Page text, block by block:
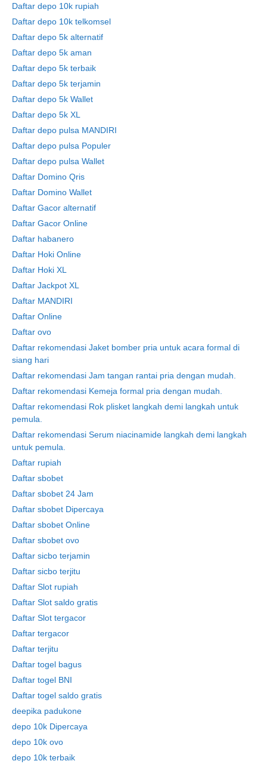
Daftar depo 10k rupiah
Daftar depo 10k telkomsel
Daftar depo 5k alternatif
Daftar depo 5k aman
Daftar depo 5k terbaik
Daftar depo 5k terjamin
Daftar depo 5k Wallet
Daftar depo 5k XL
Daftar depo pulsa MANDIRI
Daftar depo pulsa Populer
Daftar depo pulsa Wallet
Daftar Domino Qris
Daftar Domino Wallet
Daftar Gacor alternatif
Daftar Gacor Online
Daftar habanero
Daftar Hoki Online
Daftar Hoki XL
Daftar Jackpot XL
Daftar MANDIRI
Daftar Online
Daftar ovo
Daftar rekomendasi Jaket bomber pria untuk acara formal di
siang hari
Daftar rekomendasi Jam tangan rantai pria dengan mudah.
Daftar rekomendasi Kemeja formal pria dengan mudah.
Daftar rekomendasi Rok plisket langkah demi langkah untuk
pemula.
Daftar rekomendasi Serum niacinamide langkah demi langkah
untuk pemula.
Daftar rupiah
Daftar sbobet
Daftar sbobet 24 Jam
Daftar sbobet Dipercaya
Daftar sbobet Online
Daftar sbobet ovo
Daftar sicbo terjamin
Daftar sicbo terjitu
Daftar Slot rupiah
Daftar Slot saldo gratis
Daftar Slot tergacor
Daftar tergacor
Daftar terjitu
Daftar togel bagus
Daftar togel BNI
Daftar togel saldo gratis
deepika padukone
depo 10k Dipercaya
depo 10k ovo
depo 10k terbaik